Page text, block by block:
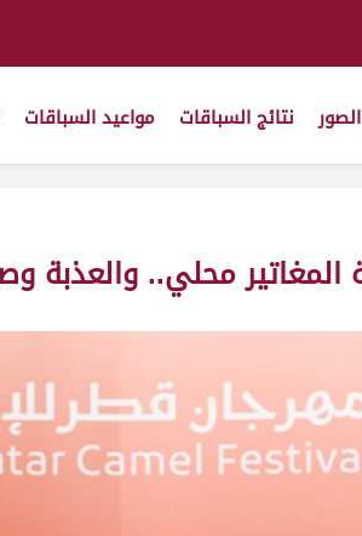
الصور نتائج السباقات مواعيد السباقات